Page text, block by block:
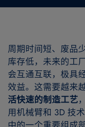
周期时间短、废品少
库存低，未来的工
会互通互联，极具
效益。这需要越来
活快速的制造工艺
用机械臂和 3D 技